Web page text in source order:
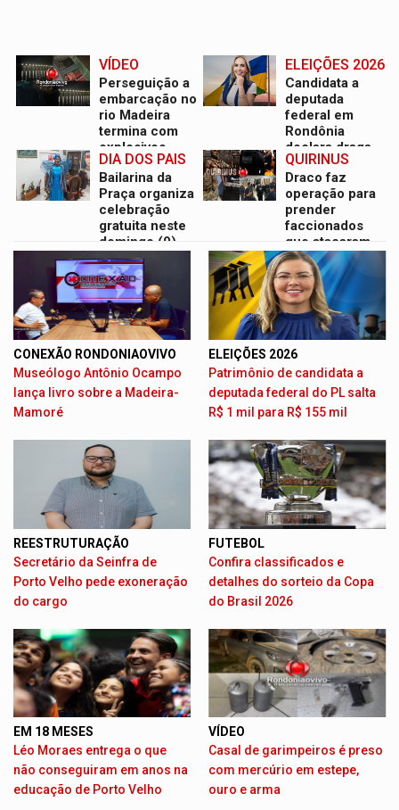
VÍDEO
Perseguição a
embarcação no
rio Madeira
termina com
explosivos
apreendidos
ELEIÇÕES 2026
Candidata a
deputada
federal em
Rondônia
declara draga
de garimpo de
R$ 2 mi
DIA DOS PAIS
Bailarina da
Praça organiza
celebração
gratuita neste
domingo (9)
QUIRINUS
Draco faz
operação para
prender
faccionados
que atacaram
provedores de
internet
CONEXÃO RONDONIAOVIVO
Museólogo Antônio Ocampo
lança livro sobre a Madeira-
Mamoré
ELEIÇÕES 2026
Patrimônio de candidata a
deputada federal do PL salta
R$ 1 mil para R$ 155 mil
REESTRUTURAÇÃO
Secretário da Seinfra de
Porto Velho pede exoneração
do cargo
FUTEBOL
Confira classificados e
detalhes do sorteio da Copa
do Brasil 2026
EM 18 MESES
Léo Moraes entrega o que
não conseguiram em anos na
educação de Porto Velho
VÍDEO
Casal de garimpeiros é preso
com mercúrio em estepe,
ouro e arma